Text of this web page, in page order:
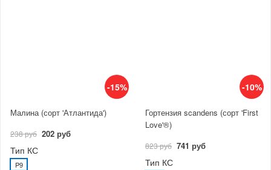
-15%
Малина (сорт 'Атлантида')
238 руб 202 руб
Тип КС
P9
-10%
Гортензия scandens (сорт 'First
Love'®)
823 руб 741 руб
Тип КС